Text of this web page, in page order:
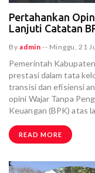
Pertahankan
Lanjuti Catatan
Byadmin -- Minggu, 21
Pemerintah
prestasi dalam tata
transisi dan efisiensi
opini Wajar Tanpa
Keuangan (BPK) atas
READ MORE